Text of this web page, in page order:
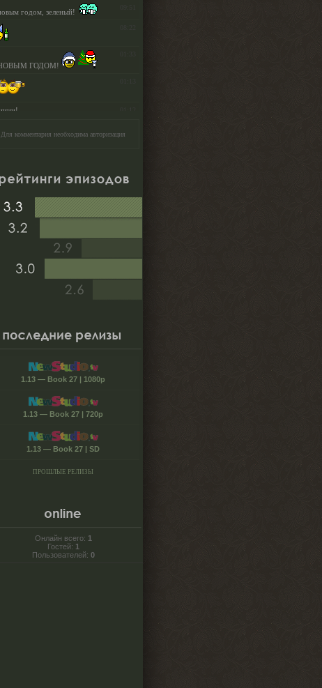
Для комментария необходима авторизация
1.13 — Book 27 | 1080p
1.13 — Book 27 | 720p
1.13 — Book 27 | SD
ПРОШЛЫЕ РЕЛИЗЫ
Онлайн всего: 1
Гостей: 1
Пользователей: 0